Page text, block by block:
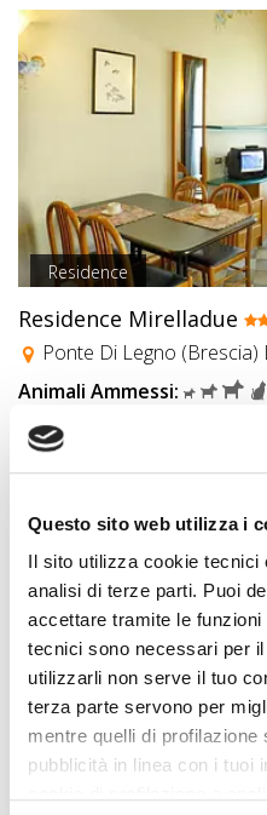
Questo sito web utilizza i
Il sito utilizza cookie tecnici
analisi di terze parti. Puoi
accettare tramite le
tecnici sono necessari per
utilizzarli non serve il tuo
terza parte servono per
mentre quelli di
pubblicità in linea con i tuoi
Residence
Residence Mirelladue
Ponte Di Legno (Brescia)
Animali Ammessi:
Vedi